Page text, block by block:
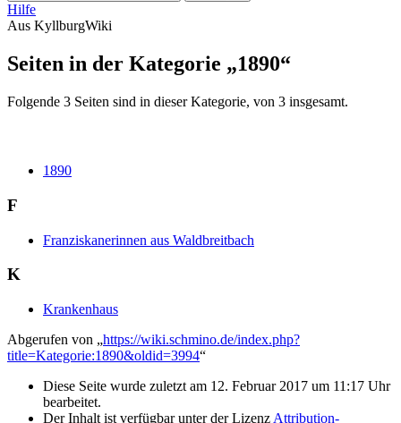
Hilfe
Aus KyllburgWiki
Seiten in der Kategorie „1890“
Folgende 3 Seiten sind in dieser Kategorie, von 3 insgesamt.
1890
F
Franziskanerinnen aus Waldbreitbach
K
Krankenhaus
Abgerufen von „https://wiki.schmino.de/index.php?
title=Kategorie:1890&oldid=3994“
Diese Seite wurde zuletzt am 12. Februar 2017 um 11:17 Uhr
bearbeitet.
Der Inhalt ist verfügbar unter der Lizenz Attribution-